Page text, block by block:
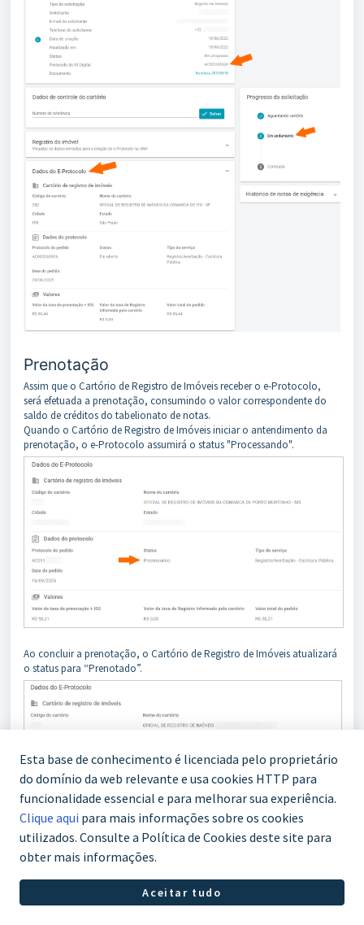
Prenotação
Assim que o Cartório de Registro de Imóveis receber o e-Protocolo,
será efetuada a prenotação, consumindo o valor correspondente do
saldo de créditos do tabelionato de notas.
Quando o Cartório de Registro de Imóveis iniciar o antendimento da
prenotação, o e-Protocolo assumirá o status "Processando".
Ao concluir a prenotação, o Cartório de Registro de Imóveis atualizará
o status para “Prenotado”.
Esta base de conhecimento é licenciada pelo proprietário
do domínio da web relevante e usa cookies HTTP para
funcionalidade essencial e para melhorar sua experiência.
Clique aqui para mais informações sobre os cookies
utilizados. Consulte a Política de Cookies deste site para
obter mais informações.
Aceitar tudo